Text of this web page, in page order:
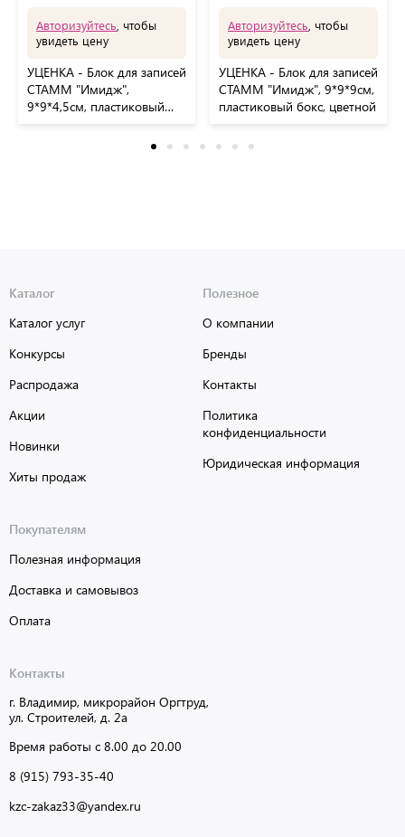
Авторизуйтесь , чтобы
увидеть цену
УЦЕНКА - Блок для записей
СТАММ "Имидж",
9*9*4,5см, пластиковый
Авторизуйтесь , чтобы
увидеть цену
УЦЕНКА - Блок для записей
СТАММ "Имидж", 9*9*9см,
пластиковый бокс, цветной
Каталог
Каталог услуг
Конкурсы
Распродажа
Акции
Новинки
Хиты продаж
Полезное
О компании
Бренды
Контакты
Политика
конфиденциальности
Юридическая информация
Покупателям
Полезная информация
Доставка и самовывоз
Оплата
Контакты
г. Владимир, микрорайон Оргтруд,
ул. Строителей, д. 2а
Время работы с 8.00 до 20.00
8 (915) 793-35-40
kzc-zakaz33@yandex.ru